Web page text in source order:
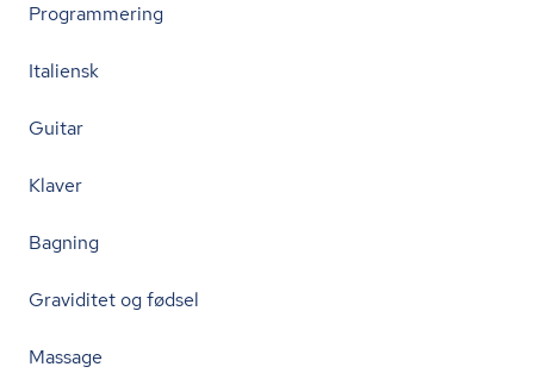
Programmering
Italiensk
Guitar
Klaver
Bagning
Graviditet og fødsel
Massage